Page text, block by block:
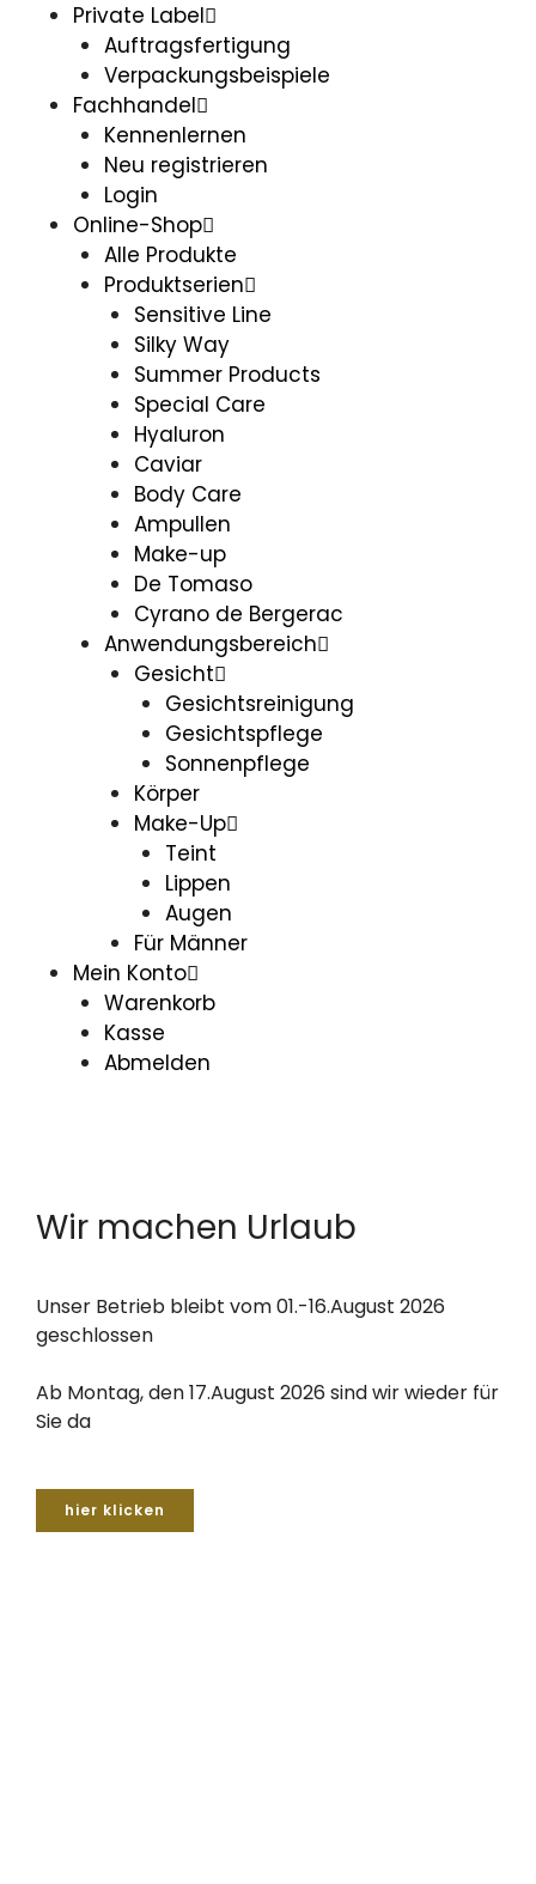
Private Label
Auftragsfertigung
Verpackungsbeispiele
Fachhandel
Kennenlernen
Neu registrieren
Login
Online-Shop
Alle Produkte
Produktserien
Sensitive Line
Silky Way
Summer Products
Special Care
Hyaluron
Caviar
Body Care
Ampullen
Make-up
De Tomaso
Cyrano de Bergerac
Anwendungsbereich
Gesicht
Gesichtsreinigung
Gesichtspflege
Sonnenpflege
Körper
Make-Up
Teint
Lippen
Augen
Für Männer
Mein Konto
Warenkorb
Kasse
Abmelden
Wir machen Urlaub
Unser Betrieb bleibt vom 01.-16.August 2026
geschlossen
Ab Montag, den 17.August 2026 sind wir wieder für
Sie da
hier klicken